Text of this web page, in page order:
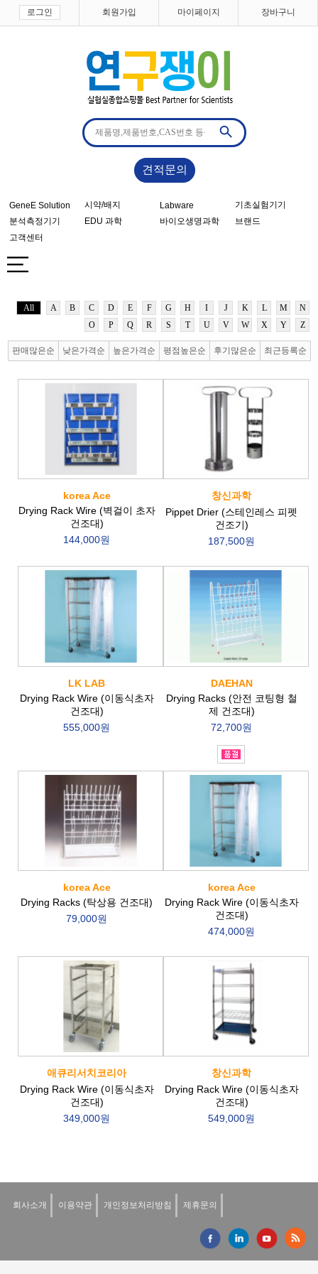
로그인 회원가입 마이페이지 장바구니
견적문의
GeneE Solution 시약/배지 Labware
기초실험기기
분석측정기기
EDU 과학 바이오생명과학
브랜드
고객센터
All A B C D E F G H I J K L M
N
O
P Q R S T U V W X Y Z
판매많은순 낮은가격순 높은가격순 평점높은순 후기많은순 최근등록순
korea Ace
Drying Rack Wire (벽걸이 초자
건조대)
144,000원
창신과학
Pippet Drier (스테인레스 피펫
건조기)
187,500원
LK LAB
Drying Rack Wire (이동식초자
건조대)
555,000원
DAEHAN
Drying Racks (안전 코팅형 철
제 건조대)
72,700원
korea Ace
Drying Racks (탁상용 건조대)
79,000원
korea Ace
Drying Rack Wire (이동식초자
건조대)
474,000원
애큐리서치코리아
Drying Rack Wire (이동식초자
건조대)
349,000원
창신과학
Drying Rack Wire (이동식초자
건조대)
549,000원
회사소개 이용약관 개인정보처리방침 제휴문의